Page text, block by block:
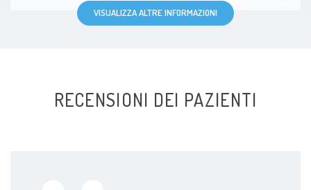
VISUALIZZA ALTRE INFORMAZIONI
RECENSIONI DEI PAZIENTI